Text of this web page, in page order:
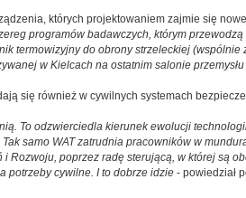
których projektowaniem zajmie się nowe
programów badawczych, którym
termowizyjny do obrony strzeleckiej (wspólnie
w Kielcach na ostatnim salonie
się również w cywilnych systemach
To odzwierciedla kierunek ewolucji
samo WAT zatrudnia pracowników w
Rozwoju, poprzez radę sterującą, w której są
potrzeby cywilne. I to dobrze idzie - powiedział